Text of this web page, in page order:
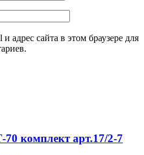
адрес сайта в этом браузере для
комплект арт.17/2-7